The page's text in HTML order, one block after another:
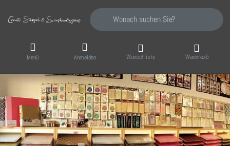
Geben Sie einen Suchbegriff ein. Während
Menü Anmelden Wunschliste Warenkorb